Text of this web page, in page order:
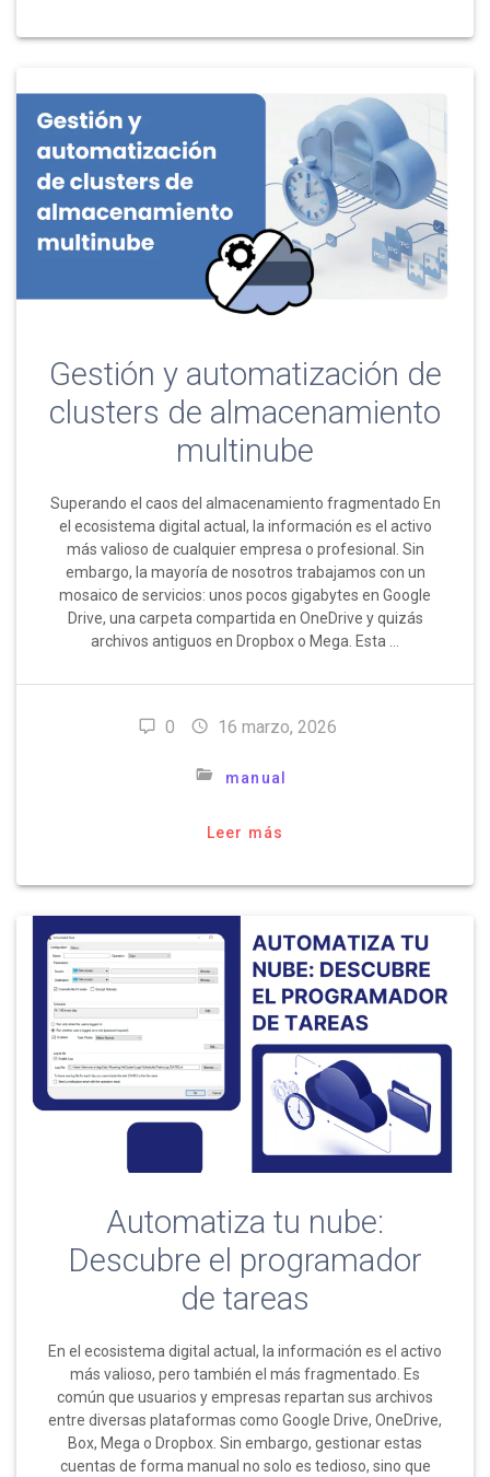
Gestión y automatización de
clusters de almacenamiento
multinube
Superando el caos del almacenamiento fragmentado En
el ecosistema digital actual, la información es el activo
más valioso de cualquier empresa o profesional. Sin
embargo, la mayoría de nosotros trabajamos con un
mosaico de servicios: unos pocos gigabytes en Google
Drive, una carpeta compartida en OneDrive y quizás
archivos antiguos en Dropbox o Mega. Esta …
0 16 marzo, 2026
manual
Leer más
Automatiza tu nube:
Descubre el programador
de tareas
En el ecosistema digital actual, la información es el activo
más valioso, pero también el más fragmentado. Es
común que usuarios y empresas repartan sus archivos
entre diversas plataformas como Google Drive, OneDrive,
Box, Mega o Dropbox. Sin embargo, gestionar estas
cuentas de forma manual no solo es tedioso, sino que